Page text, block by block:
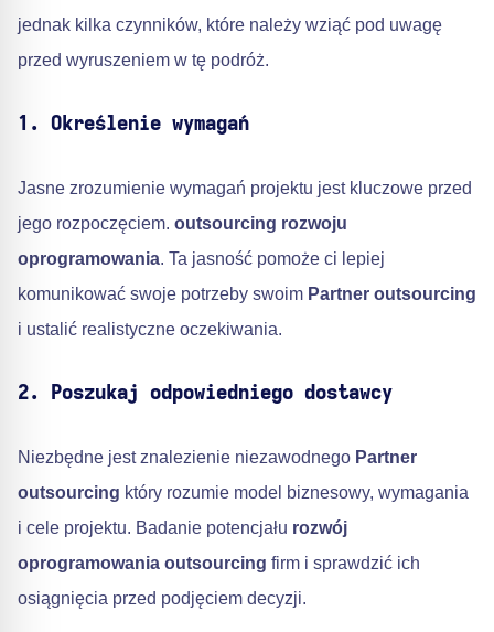
jednak kilka czynników, które należy wziąć pod uwagę
przed wyruszeniem w tę podróż.
1. Określenie wymagań
Jasne zrozumienie wymagań projektu jest kluczowe przed
jego rozpoczęciem. outsourcing rozwoju
oprogramowania. Ta jasność pomoże ci lepiej
komunikować swoje potrzeby swoim Partner outsourcing
i ustalić realistyczne oczekiwania.
2. Poszukaj odpowiedniego dostawcy
Niezbędne jest znalezienie niezawodnego Partner
outsourcing który rozumie model biznesowy, wymagania
i cele projektu. Badanie potencjału rozwój
oprogramowania outsourcing firm i sprawdzić ich
osiągnięcia przed podjęciem decyzji.